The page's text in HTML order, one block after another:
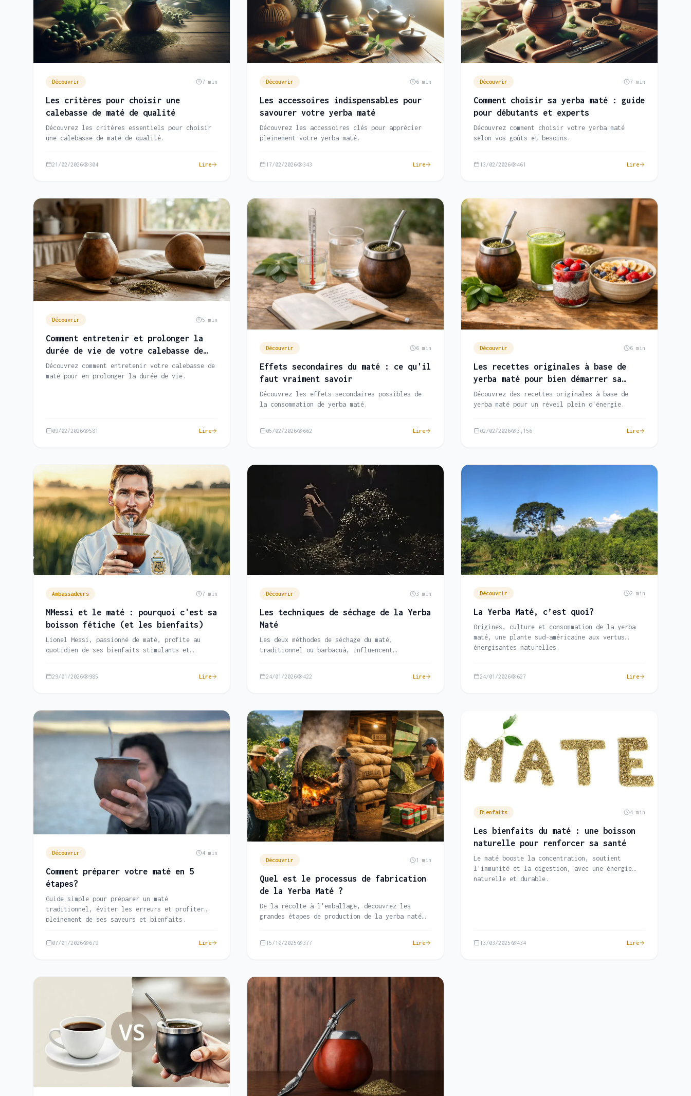
Découvrir 7 min
Les critères pour choisir une
calebasse de maté de qualité
Découvrez les critères essentiels pour choisir
une calebasse de maté de qualité.
21/02/2026 304 Lire
Découvrir 6 min
Les accessoires indispensables pour
savourer votre yerba maté
Découvrez les accessoires clés pour apprécier
pleinement votre yerba maté.
17/02/2026 343 Lire
Découvrir 7 min
Comment choisir sa yerba maté : guide
pour débutants et experts
Découvrez comment choisir votre yerba maté
selon vos goûts et besoins.
13/02/2026 461 Lire
Découvrir 5 min
Comment entretenir et prolonger la
durée de vie de votre calebasse de
maté
Découvrez comment entretenir votre calebasse de
maté pour en prolonger la durée de vie.
09/02/2026 581 Lire
Découvrir 6 min
Effets secondaires du maté : ce qu'il
faut vraiment savoir
Découvrez les effets secondaires possibles de
la consommation de yerba maté.
05/02/2026 662 Lire
Découvrir 6 min
Les recettes originales à base de
yerba maté pour bien démarrer sa
journée
Découvrez des recettes originales à base de
yerba maté pour un réveil plein d'énergie.
02/02/2026 3,156 Lire
Ambassadeurs 7 min
MMessi et le maté : pourquoi c'est sa
boisson fétiche (et les bienfaits)
Lionel Messi, passionné de maté, profite au
quotidien de ses bienfaits stimulants et
29/01/2026 985 Lire
Découvrir 3 min
Les techniques de séchage de la Yerba
Maté
Les deux méthodes de séchage du maté,
traditionnel ou barbacuá, influencent
24/01/2026 422 Lire
Découvrir 2 min
La Yerba Maté, c’est quoi?
Origines, culture et consommation de la yerba
maté, une plante sud-américaine aux vertus
énergisantes naturelles.
24/01/2026 627 Lire
Découvrir 4 min
Comment préparer votre maté en 5
étapes?
Guide simple pour préparer un maté
traditionnel, éviter les erreurs et profiter
pleinement de ses saveurs et bienfaits.
07/01/2026 679 Lire
Découvrir 1 min
Quel est le processus de fabrication
de la Yerba Maté ?
De la récolte à l'emballage, découvrez les
grandes étapes de production de la yerba maté
15/10/2025 377 Lire
Bienfaits 4 min
Les bienfaits du maté : une boisson
naturelle pour renforcer sa santé
Le maté booste la concentration, soutient
l'immunité et la digestion, avec une énergie
naturelle et durable.
13/03/2025 434 Lire